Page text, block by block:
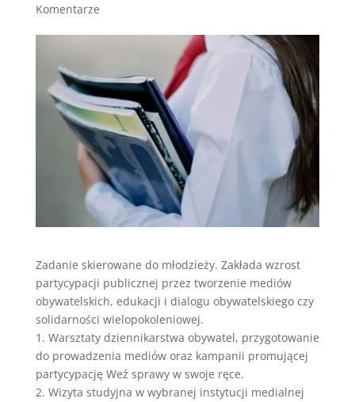
Komentarze
Zadanie skierowane do młodzieży. Zakłada wzrost
partycypacji publicznej przez tworzenie mediów
obywatelskich, edukacji i dialogu obywatelskiego czy
solidarności wielopokoleniowej.
1. Warsztaty dziennikarstwa obywatel, przygotowanie
do prowadzenia mediów oraz kampanii promującej
partycypację Weź sprawy w swoje ręce.
2. Wizyta studyjna w wybranej instytucji medialnej